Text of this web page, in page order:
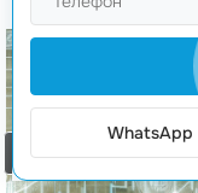
WhatsApp
Заказать звонок